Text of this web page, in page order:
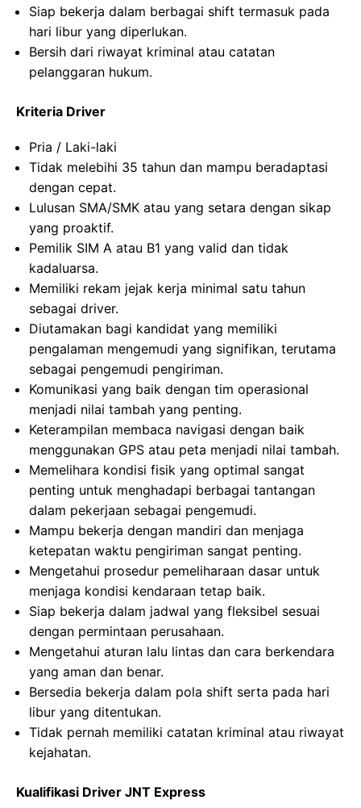
Siap bekerja dalam berbagai shift termasuk pada
hari libur yang diperlukan.
Bersih dari riwayat kriminal atau catatan
pelanggaran hukum.
Kriteria Driver
Pria / Laki-laki
Tidak melebihi 35 tahun dan mampu beradaptasi
dengan cepat.
Lulusan SMA/SMK atau yang setara dengan sikap
yang proaktif.
Pemilik SIM A atau B1 yang valid dan tidak
kadaluarsa.
Memiliki rekam jejak kerja minimal satu tahun
sebagai driver.
Diutamakan bagi kandidat yang memiliki
pengalaman mengemudi yang signifikan, terutama
sebagai pengemudi pengiriman.
Komunikasi yang baik dengan tim operasional
menjadi nilai tambah yang penting.
Keterampilan membaca navigasi dengan baik
menggunakan GPS atau peta menjadi nilai tambah.
Memelihara kondisi fisik yang optimal sangat
penting untuk menghadapi berbagai tantangan
dalam pekerjaan sebagai pengemudi.
Mampu bekerja dengan mandiri dan menjaga
ketepatan waktu pengiriman sangat penting.
Mengetahui prosedur pemeliharaan dasar untuk
menjaga kondisi kendaraan tetap baik.
Siap bekerja dalam jadwal yang fleksibel sesuai
dengan permintaan perusahaan.
Mengetahui aturan lalu lintas dan cara berkendara
yang aman dan benar.
Bersedia bekerja dalam pola shift serta pada hari
libur yang ditentukan.
Tidak pernah memiliki catatan kriminal atau riwayat
kejahatan.
Kualifikasi Driver JNT Express